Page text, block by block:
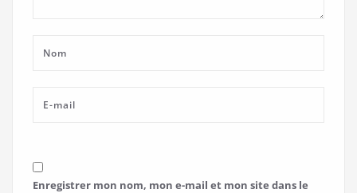
Enregistrer mon nom, mon e-mail et mon site dans le